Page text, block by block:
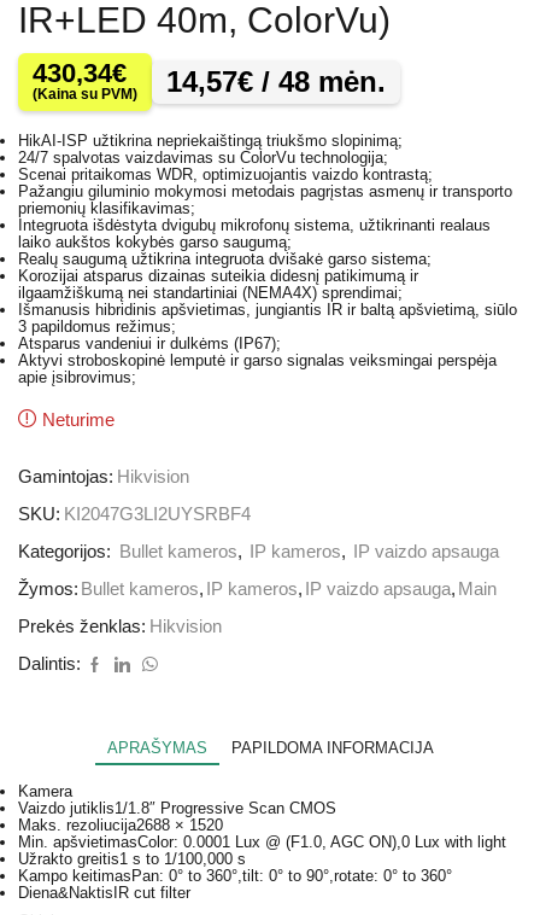
IR+LED 40m, ColorVu)
430,34€
(Kaina su PVM) 14,57€ / 48 mėn.
HikAI-ISP užtikrina nepriekaištingą triukšmo slopinimą;
24/7 spalvotas vaizdavimas su ColorVu technologija;
Scenai pritaikomas WDR, optimizuojantis vaizdo kontrastą;
Pažangiu giluminio mokymosi metodais pagrįstas asmenų ir transporto
priemonių klasifikavimas;
Integruota išdėstyta dvigubų mikrofonų sistema, užtikrinanti realaus
laiko aukštos kokybės garso saugumą;
Realų saugumą užtikrina integruota dvišakė garso sistema;
Korozijai atsparus dizainas suteikia didesnį patikimumą ir
ilgaamžiškumą nei standartiniai (NEMA4X) sprendimai;
Išmanusis hibridinis apšvietimas, jungiantis IR ir baltą apšvietimą, siūlo
3 papildomus režimus;
Atsparus vandeniui ir dulkėms (IP67);
Aktyvi stroboskopinė lemputė ir garso signalas veiksmingai perspėja
apie įsibrovimus;
Neturime
Gamintojas: Hikvision
SKU: KI2047G3LI2UYSRBF4
Kategorijos:
Bullet kameros, IP kameros,
IP vaizdo apsauga
Žymos: Bullet kameros, IP kameros, IP vaizdo apsauga, Main
Prekės ženklas: Hikvision
Dalintis:
APRAŠYMAS PAPILDOMA INFORMACIJA
Kamera
Vaizdo jutiklis1/1.8″ Progressive Scan CMOS
Maks. rezoliucija2688 × 1520
Min. apšvietimasColor: 0.0001 Lux @ (F1.0, AGC ON),0 Lux with light
Užrakto greitis1 s to 1/100,000 s
Kampo keitimas Pan: 0° to 360°,tilt: 0° to 90°,rotate: 0° to 360°
Diena&Naktis IR cut filter